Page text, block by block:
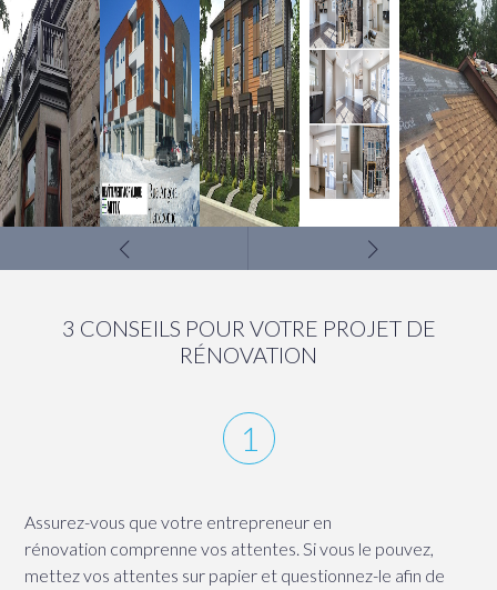
3 CONSEILS POUR VOTRE PROJET DE
RÉNOVATION
Assurez-vous que votre entrepreneur en
rénovation comprenne vos attentes. Si vous le pouvez,
mettez vos attentes sur papier et questionnez-le afin de